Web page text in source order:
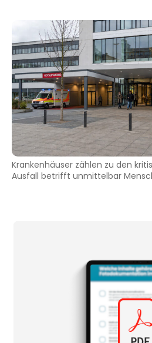
Krankenhäuser zählen zu den
Ausfall betrifft unmittelbar